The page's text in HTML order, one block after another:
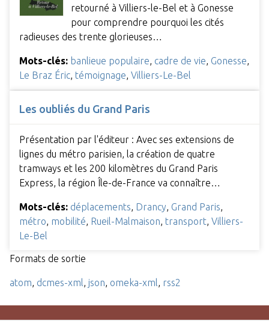
retourné à Villiers-le-Bel et à Gonesse
pour comprendre pourquoi les cités
radieuses des trente glorieuses…
Mots-clés: banlieue populaire, cadre de vie, Gonesse,
Le Braz Éric, témoignage, Villiers-Le-Bel
Les oubliés du Grand Paris
Présentation par l'éditeur : Avec ses extensions de
lignes du métro parisien, la création de quatre
tramways et les 200 kilomètres du Grand Paris
Express, la région Île-de-France va connaître…
Mots-clés: déplacements, Drancy, Grand Paris,
métro, mobilité, Rueil-Malmaison, transport, Villiers-
Le-Bel
Formats de sortie
atom, dcmes-xml, json, omeka-xml, rss2